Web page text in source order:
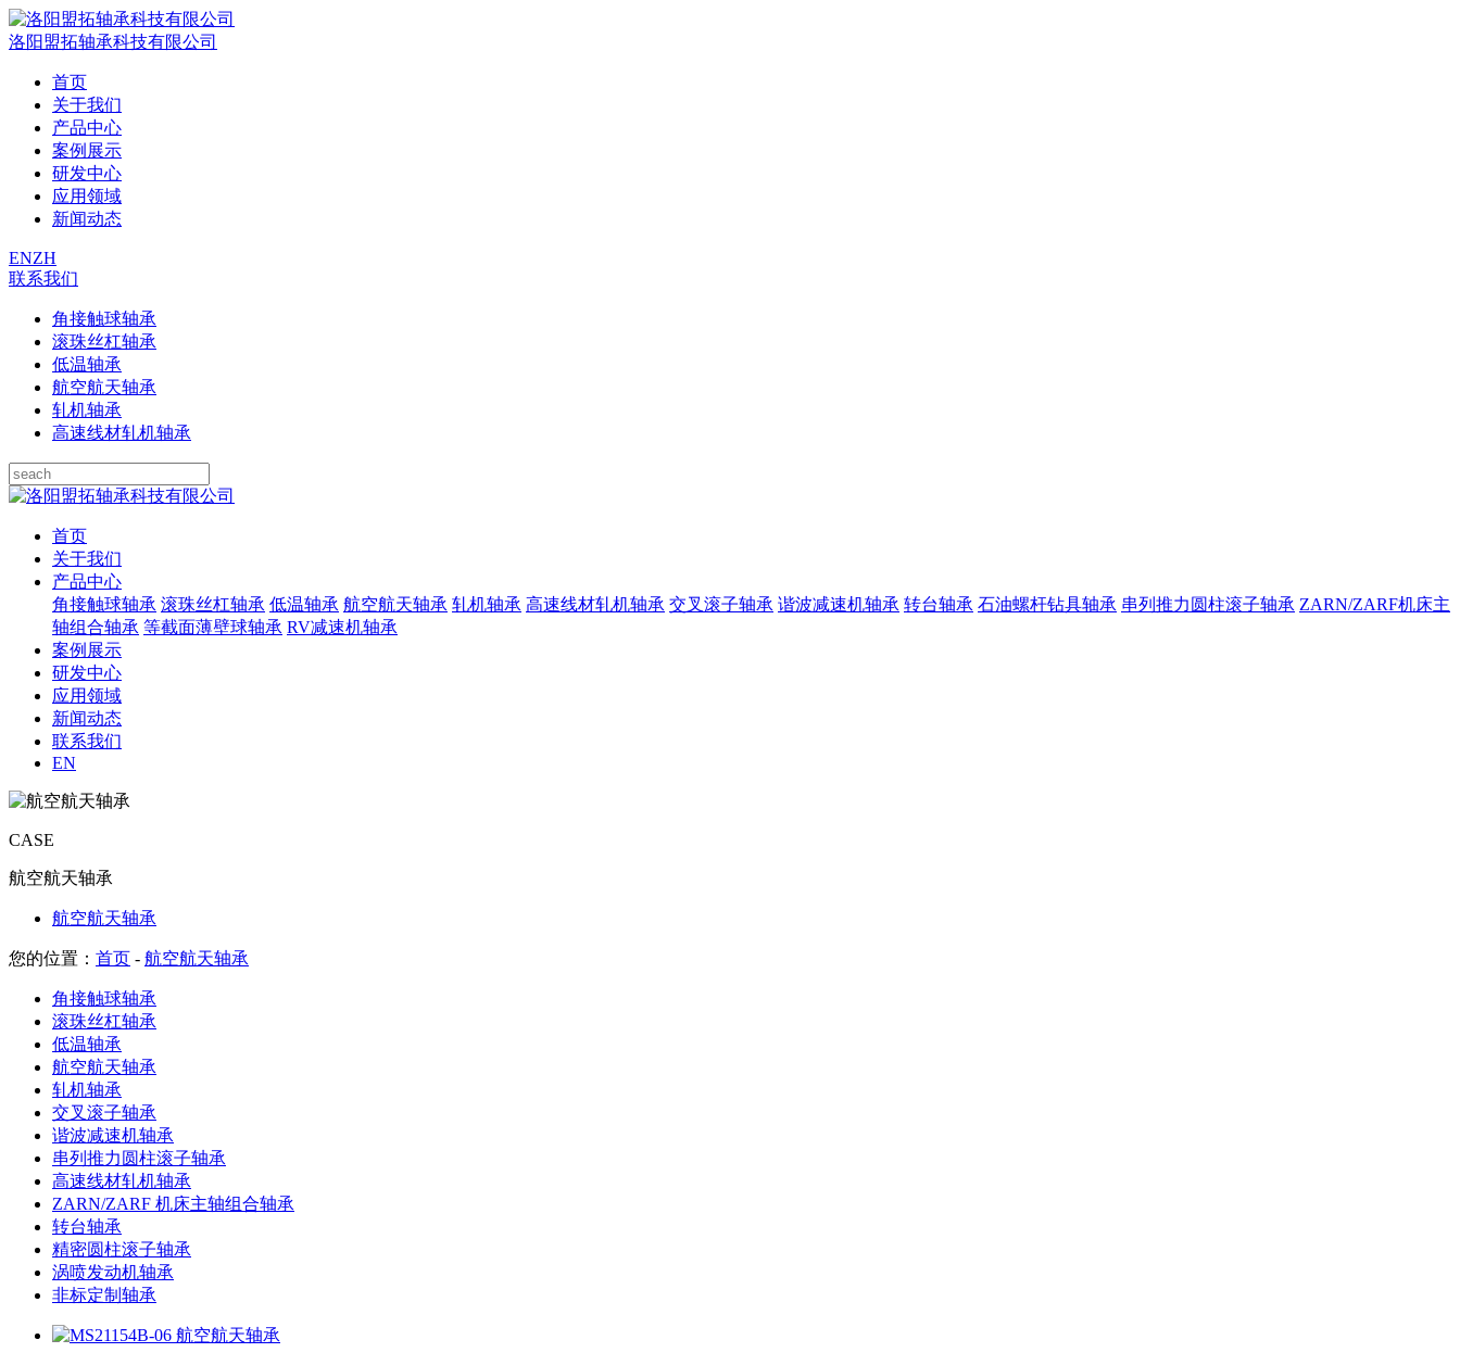
洛阳盟拓轴承科技有限公司
首页
关于我们
产品中心
案例展示
研发中心
应用领域
新闻动态
ENZH
联系我们
角接触球轴承
滚珠丝杠轴承
低温轴承
航空航天轴承
轧机轴承
高速线材轧机轴承
首页
关于我们
产品中心
角接触球轴承 滚珠丝杠轴承 低温轴承 航空航天轴承 轧机轴承 高速线材轧机轴承 交叉滚子轴承 谐波减速机轴承 转台轴承 石油螺杆钻具轴承 串列推力圆柱滚子轴承 ZARN/ZARF机床主
轴组合轴承 等截面薄壁球轴承 RV减速机轴承
案例展示
研发中心
应用领域
新闻动态
联系我们
EN
CASE
航空航天轴承
航空航天轴承
您的位置： 首页 - 航空航天轴承
角接触球轴承
滚珠丝杠轴承
低温轴承
航空航天轴承
轧机轴承
交叉滚子轴承
谐波减速机轴承
串列推力圆柱滚子轴承
高速线材轧机轴承
ZARN/ZARF 机床主轴组合轴承
转台轴承
精密圆柱滚子轴承
涡喷发动机轴承
非标定制轴承